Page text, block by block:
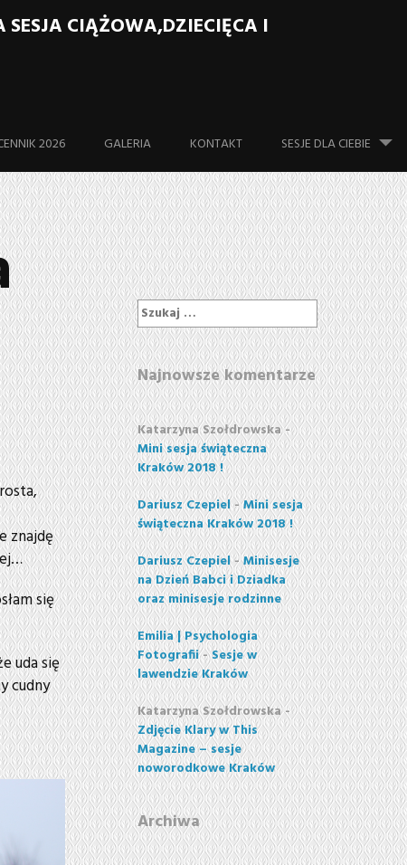
CIĄŻOWA,DZIECIĘCA I
2026
GALERIA KONTAKT SESJE DLA CIEBIE
znajdę
się
uda się
cudny
Szukaj:
Najnowsze komentarze
Katarzyna Szołdrowska-
Mini sesja świąteczna
Kraków 2018 !
Dariusz Czepiel-Mini sesja
świąteczna Kraków 2018 !
Dariusz Czepiel-Minisesje
na Dzień Babci i Dziadka
oraz minisesje rodzinne
Emilia | Psychologia
Fotografii-Sesje w
lawendzie Kraków
Katarzyna Szołdrowska-
Zdjęcie Klary w This
Magazine – sesje
noworodkowe Kraków
Archiwa